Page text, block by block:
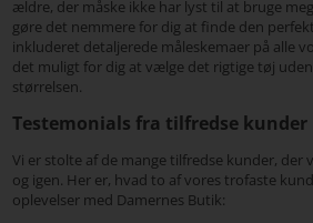
ældre, der måske ikke har lyst til at bruge
gøre det nemmere for dig at finde den
inkluderet detaljerede måleskemaer på alle
det muligt for dig at vælge det rigtige tøj
størrelsen.
Testemonials fra tilfredse kunder
Vi er stolte af de mange tilfredse kunder, der
og igen. Her er, hvad to af vores trofaste
oplevelser med Damernes Butik: